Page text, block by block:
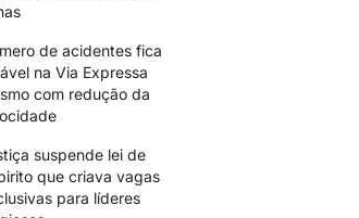
de acidentes fica
na Via Expressa
com redução da
suspende lei de
que criava vagas
para líderes